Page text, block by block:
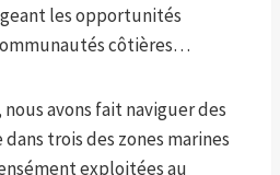
les opportunités
côtières…
nous avons fait naviguer des
trois des zones marines
exploitées au